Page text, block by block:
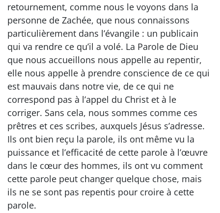
retournement, comme nous le voyons dans la
personne de Zachée, que nous connaissons
particulièrement dans l’évangile : un publicain
qui va rendre ce qu’il a volé. La Parole de Dieu
que nous accueillons nous appelle au repentir,
elle nous appelle à prendre conscience de ce qui
est mauvais dans notre vie, de ce qui ne
correspond pas à l’appel du Christ et à le
corriger. Sans cela, nous sommes comme ces
prêtres et ces scribes, auxquels Jésus s’adresse.
Ils ont bien reçu la parole, ils ont même vu la
puissance et l’efficacité de cette parole à l’œuvre
dans le cœur des hommes, ils ont vu comment
cette parole peut changer quelque chose, mais
ils ne se sont pas repentis pour croire à cette
parole.